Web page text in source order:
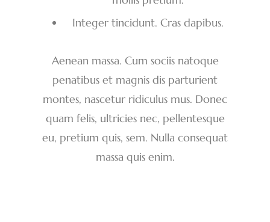
Integer tincidunt. Cras dapibus.
Aenean massa. Cum sociis natoque
penatibus et magnis dis parturient
montes, nascetur ridiculus mus. Donec
quam felis, ultricies nec, pellentesque
eu, pretium quis, sem. Nulla consequat
massa quis enim.